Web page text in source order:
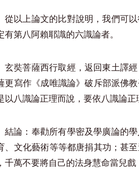
從以上論文的比對說明，我們可
有第八阿賴耶識的六識論者。
玄奘菩薩西行取經，返回東土譯
更寫作《成唯識論》破斥部派佛
以八識論正理而說，要依八識論正
結論：奉勸所有學密及學廣論的
、文化藝術等等都唐捐其功；甚
千萬不要將自己的法身慧命當兒戲